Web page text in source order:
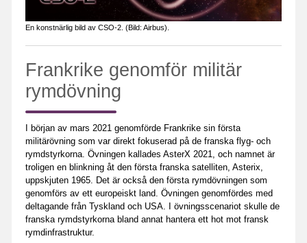
En konstnärlig bild av CSO-2. (Bild: Airbus).
Frankrike genomför militär
rymdövning
I början av mars 2021 genomförde Frankrike sin första
militärövning som var direkt fokuserad på de franska flyg- och
rymdstyrkorna. Övningen kallades AsterX 2021, och namnet är
troligen en blinkning åt den första franska satelliten, Asterix,
uppskjuten 1965. Det är också den första rymdövningen som
genomförs av ett europeiskt land. Övningen genomfördes med
deltagande från Tyskland och USA. I övningsscenariot skulle de
franska rymdstyrkorna bland annat hantera ett hot mot fransk
rymdinfrastruktur.